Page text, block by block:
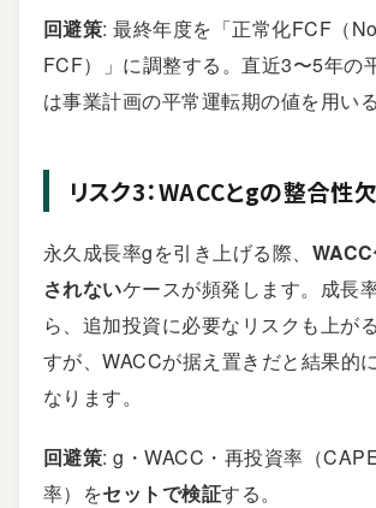
回避策: 最終年度を「正常化FCF（
FCF）」に調整する。直近3〜5年の
は事業計画の平常運転期の値を用いる
リスク3：WACCとgの整合性
永久成長率gを引き上げる際、
されないケースが頻発します。成長
ら、追加投資に必要なリスクも上が
すが、WACCが据え置きだと結果的
なります。
回避策: g・WACC・再投資率（
率）をセットで検証する。